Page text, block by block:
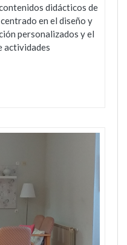
didácticos de
en el diseño y
personalizados y el
actividades